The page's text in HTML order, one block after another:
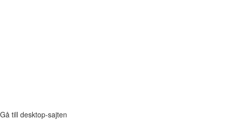
Gå till desktop-sajten